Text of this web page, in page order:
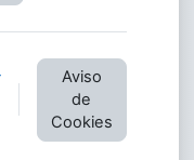
Aviso
de
Cookies